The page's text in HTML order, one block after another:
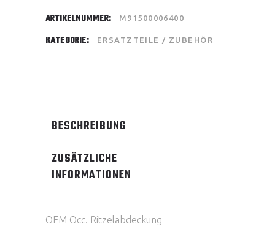
ARTIKELNUMMER: M91500006400
KATEGORIE: ERSATZTEILE / ZUBEHÖR
BESCHREIBUNG
ZUSÄTZLICHE
INFORMATIONEN
OEM Occ. Ritzelabdeckung